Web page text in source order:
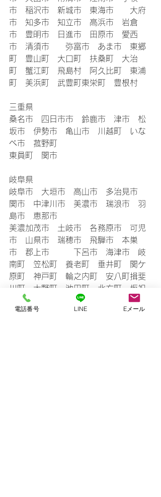
市　稲沢市　新城市　東海市　　大府
市　知多市　知立市　高浜市　岩倉
市　豊明市　日進市　田原市　愛西
市　清須市　　弥富市　あま市　東郷
町　豊山町　大口町　扶桑町　大治
町　蟹江町　飛島村　阿久比町　東浦
町　美浜町　武豊町東栄町　豊根村
三重県
桑名市　四日市市　鈴鹿市　津市　松
坂市　伊勢市　亀山市　川越町　いな
べ市　菰野町
東員町　関市
岐阜県
岐阜市　大垣市　高山市　多治見市
関市　中津川市　美濃市　瑞浪市　羽
島市　恵那市
美濃加茂市　土岐市　各務原市　可児
市　山県市　瑞穂市　飛騨市　本巣
市　郡上市　　　下呂市　海津市　岐
南町　笠松町　養老町　垂井町　関ケ
原町　神戸町　輪之内町　安八町揖斐
川町　大野町　池田町　北方町　坂祝
町　富加町　川辺町
買取実績
電話番号 LINE Eメール